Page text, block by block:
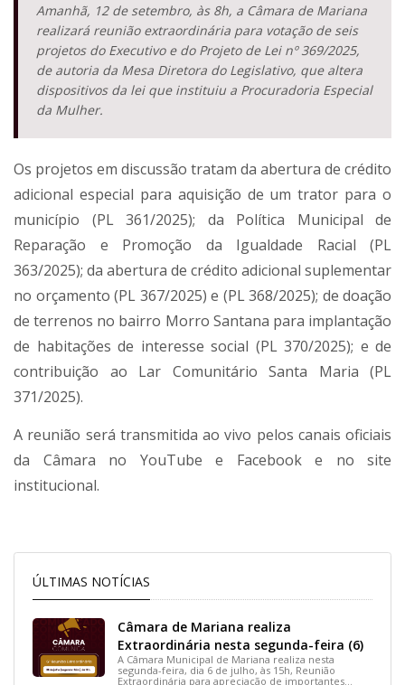
Amanhã, 12 de setembro, às 8h, a Câmara de Mariana
realizará reunião extraordinária para votação de seis
projetos do Executivo e do Projeto de Lei nº 369/2025,
de autoria da Mesa Diretora do Legislativo, que altera
dispositivos da lei que instituiu a Procuradoria Especial
da Mulher.
Os projetos em discussão tratam da abertura de crédito
adicional especial para aquisição de um trator para o
município (PL 361/2025); da Política Municipal de
Reparação e Promoção da Igualdade Racial (PL
363/2025); da abertura de crédito adicional suplementar
no orçamento (PL 367/2025) e (PL 368/2025); de doação
de terrenos no bairro Morro Santana para implantação
de habitações de interesse social (PL 370/2025); e de
contribuição ao Lar Comunitário Santa Maria (PL
371/2025).
A reunião será transmitida ao vivo pelos canais oficiais
da Câmara no YouTube e Facebook e no site
institucional.
ÚLTIMAS NOTÍCIAS
Câmara de Mariana realiza
Extraordinária nesta segunda-feira (6)
A Câmara Municipal de Mariana realiza nesta
segunda-feira, dia 6 de julho, às 15h, Reunião
Extraordinária para apreciação de importantes